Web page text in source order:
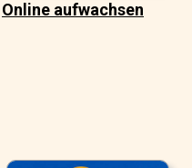
Online aufwachsen